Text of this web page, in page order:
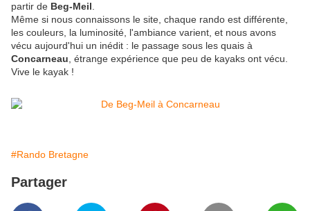
partir de Beg-Meil
Même si nous connaissons le site, chaque rando est différente,
les couleurs, la luminosité, l'ambiance varient, et nous avons
vécu aujourd'hui un inédit : le passage sous les quais à
Concarneau , étrange expérience que peu de kayaks ont vécu.
Vive le kayak !
#Rando Bretagne
Partager